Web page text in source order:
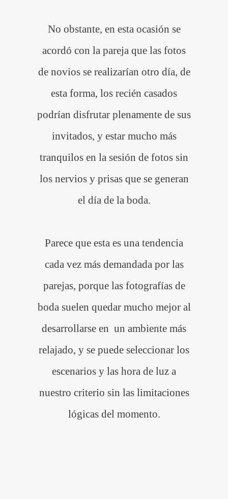
No obstante, en esta ocasión se
acordó con la pareja que las fotos
de novios se realizarían otro día, de
esta forma, los recién casados
podrían disfrutar plenamente de sus
invitados, y estar mucho más
tranquilos en la sesión de fotos sin
los nervios y prisas que se generan
el día de la boda.
Parece que esta es una tendencia
cada vez más demandada por las
parejas, porque las fotografías de
boda suelen quedar mucho mejor al
desarrollarse en un ambiente más
relajado, y se puede seleccionar los
escenarios y las hora de luz a
nuestro criterio sin las limitaciones
lógicas del momento.